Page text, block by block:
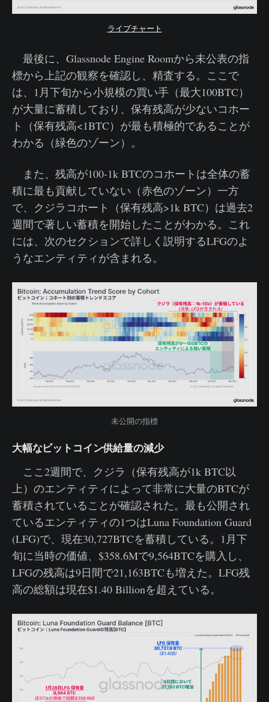
ライブチャート
最後に、Glassnode Engine Roomから未公表の指
標から上記の観察を確認し、精査する。ここで
は、1月下旬から小規模の買い手（最大100BTC）
が大量に蓄積しており、保有残高が少ないコホー
ト（保有残高<1BTC）が最も積極的であることが
わかる（緑色のゾーン）。
また、残高が100-1k BTCのコホートは全体の蓄
積に最も貢献していない（赤色のゾーン）一方
で、クジラコホート（保有残高>1k BTC）は過去2
週間で著しい蓄積を開始したことがわかる。これ
には、次のセクションで詳しく説明するLFGのよ
うなエンティティが含まれる。
未公開の指標
大幅なビットコイン供給量の減少
ここ2週間で、クジラ（保有残高が1k BTC以
上）のエンティティによって非常に大量のBTCが
蓄積されていることが確認された。最も公開され
ているエンティティの1つはLuna Foundation Guard
(LFG)で、現在30,727BTCを蓄積している。1月下
旬に当時の価値、$358.6Mで9,564BTCを購入し、
LFGの残高は9日間で21,163BTCも増えた。LFG残
高の総額は現在$1.40 Billionを超えている。